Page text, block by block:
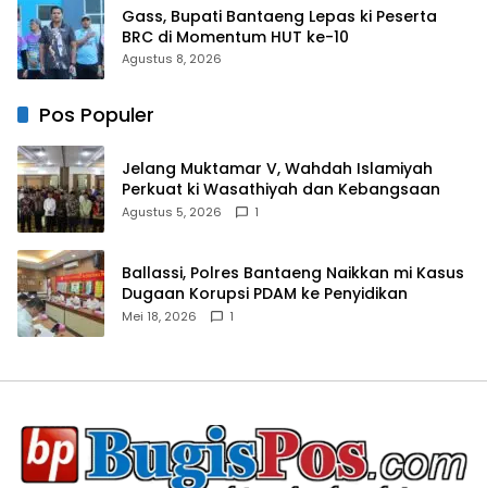
Gass, Bupati Bantaeng Lepas ki Peserta
BRC di Momentum HUT ke-10
Agustus 8, 2026
Pos Populer
Jelang Muktamar V, Wahdah Islamiyah
Perkuat ki Wasathiyah dan Kebangsaan
Agustus 5, 2026 1
Ballassi, Polres Bantaeng Naikkan mi Kasus
Dugaan Korupsi PDAM ke Penyidikan
Mei 18, 2026 1